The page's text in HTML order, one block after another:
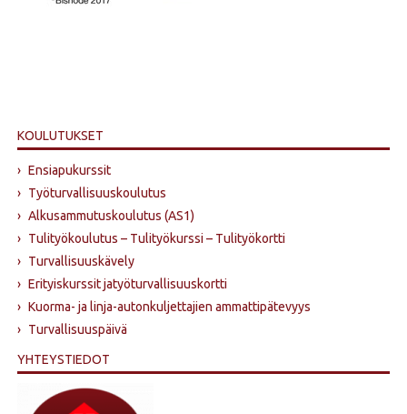
KOULUTUKSET
› Ensiapukurssit
› Työturvallisuuskoulutus
› Alkusammutus­koulutus (AS1)
› Tulityökoulutus – Tulityökurssi – Tulityökortti
› Turvallisuuskävely
› Erityiskurssit jatyöturvallisuuskortti
› Kuorma- ja linja-autonkuljettajien ammattipätevyys
› Turvallisuuspäivä
YHTEYSTIEDOT